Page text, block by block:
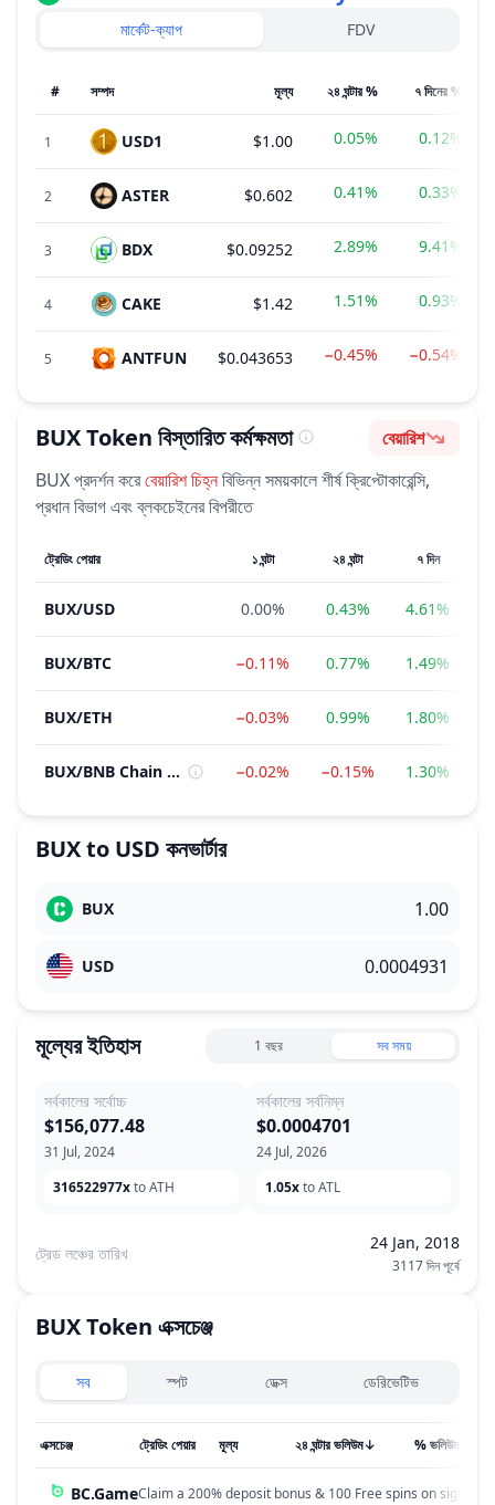
মার্কেট-ক্যাপ FDV
# সম্পদ মূল্য ২৪ ঘন্টার % ৭ দিনের %
1 USD1 $1.00 0.05% 0.12%
2 ASTER $0.602 0.41% 0.33%
3 BDX $0.09252 2.89% 9.41%
4 CAKE $1.42 1.51% 0.93%
5 ANTFUN $0.043653 −0.45% −0.54%
BUX Token বিস্তারিত কর্মক্ষমতা ভাবপ্রবণতা
বেয়ারিশ
BUXপ্রদর্শন করেবেয়ারিশচিহ্নবিভিন্ন সময়কালে শীর্ষ ক্রিপ্টোকারেন্সি,
প্রধান বিভাগ এবং ব্লকচেইনের বিপরীতে
ট্রেডিং পেয়ার ১ ঘন্টা ২৪ ঘন্টা ৭ দিন
BUX/USD 0.00% 0.43% 4.61%
BUX/BTC −0.11% 0.77% 1.49%
BUX/ETH −0.03% 0.99% 1.80%
BUX/ BNB Chain Ecosystem −0.02% −0.15% 1.30%
BUXto USD কনভার্টার
BUX
USD
মূল্যের ইতিহাস 1 বছর সব সময়
সর্বকালের সর্বোচ্চ
31 Jul, 2024
$156,077.48
316522977xto ATH
সর্বকালের সর্বনিম্ন
24 Jul, 2026
$0.0004701
1.05xto ATL
ট্রেড লঞ্চের তারিখ
24 Jan, 2018
3117 দিন পূর্বে
BUX Token এক্সচেঞ্জ
সব স্পট ডেক্স ডেরিভেটিভ
এক্সচেঞ্জ ট্রেডিং পেয়ার মূল্য ↓
২৪ ঘন্টার ভলিউম % ভলিউম
BC.GameClaim a 200% deposit bonus & 100 Free spins on sign up!